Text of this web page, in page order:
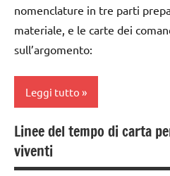
ARTICOLI
MONTESSORI
la
materiale
didattico
nomenclature
Montessori
nomenclature in tre parti
materiale, e le carte dei
sull’argomento:
Leggi tutto
dai
6
anni
Linee del tempo di carta
viventi